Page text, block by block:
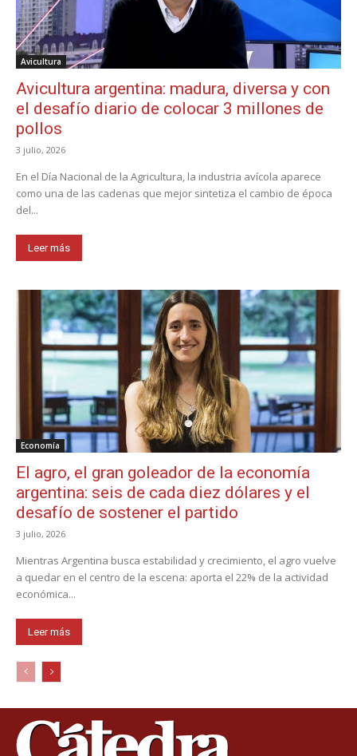
Avicultura
Avicultura argentina: madura, diversa y con
el desafío diario de colocar 3 millones de
pollos
3 julio, 2026
En el Día Nacional de la Agricultura, la industria avícola aparece
como una de las cadenas que mejor sintetiza el cambio de época
del...
Leer más
Economía
El agro, el gran goleador de la economía
argentina: seis de cada diez dólares y el
desafío de sostener el partido
3 julio, 2026
Mientras Argentina busca estabilidad y crecimiento, el agro vuelve
a quedar en el centro de la escena: aporta el 22% de la actividad
económica...
Leer más